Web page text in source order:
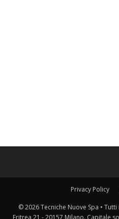
Privacy Policy
© 2026 Tecniche Nuove Spa •